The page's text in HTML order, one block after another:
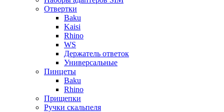
Отвертки
Baku
Kaisi
Rhino
WS
Держатель ответок
Универсальные
Пинцеты
Baku
Rhino
Прищепки
Ручки скальпеля